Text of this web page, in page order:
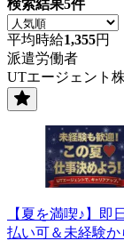
検索結果5件
平均時給1,355円
派遣労働者
UTエージェント
【夏を満喫♪】
払い可＆未経験か